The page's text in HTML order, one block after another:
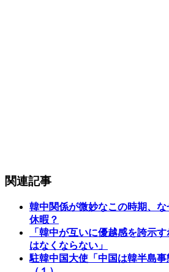
関連記事
韓中関係が微妙なこの時期、
休暇？
「韓中が互いに優越感を誇示
はなくならない」
駐韓中国大使「中国は韓半島事